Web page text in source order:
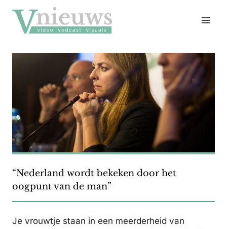
naar
inhoud
“Nederland wordt bekeken door het
oogpunt van de man”
Je vrouwtje staan in een meerderheid van